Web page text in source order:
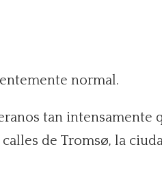
normal.
tan intensamente
de Tromsø, la